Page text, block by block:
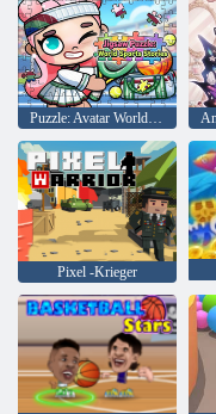
Puzzle: Avatar World Sports Stories
Pixel -Krieger